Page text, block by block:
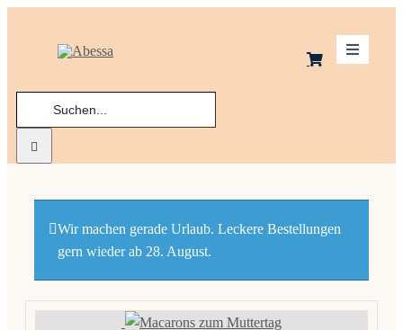
Toggle
Kekse
nach:
Wir machen gerade Urlaub. Leckere Bestellungen
gern wieder ab 28. August.